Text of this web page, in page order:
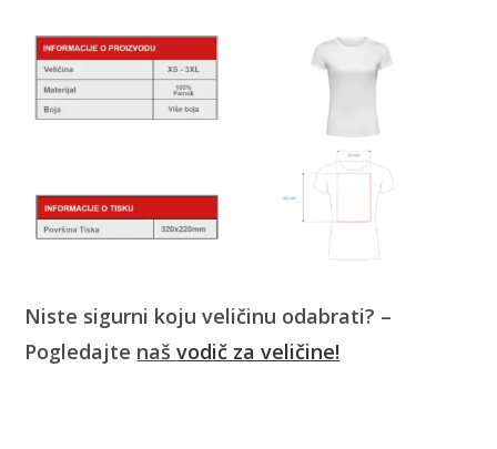
Niste sigurni koju veličinu odabrati? –
Pogledajte našvodič za veličine!